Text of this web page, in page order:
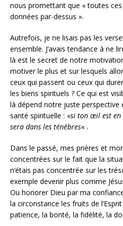
nous promettant que « toutes
données par-dessus ».
Autrefois, je ne lisais pas les
ensemble. J’avais tendance à ne
là est le secret de notre
motiver le plus et sur lesquels
ceux qui passent ou ceux qui
les biens spirituels ? Ce qui est
là dépend notre juste perspective
santé spirituelle : «si ton œil est en
sera dans les ténèbres« .
Dans le passé, mes prières et
concentrées sur le fait que la
n’étais pas concentrée sur les
exemple devenir plus comme
Ou honorer Dieu par ma
la circonstance les fruits de
patience, la bonté, la fidélité, la